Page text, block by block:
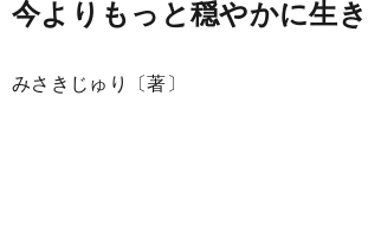
今よりもっと穏やかに生
みさきじゅり〔著〕